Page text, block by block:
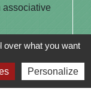
associative
sur cette page
over what you want
Personalize